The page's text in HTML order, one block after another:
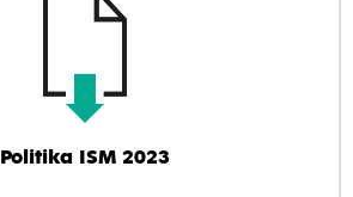
Politika ISM 2023